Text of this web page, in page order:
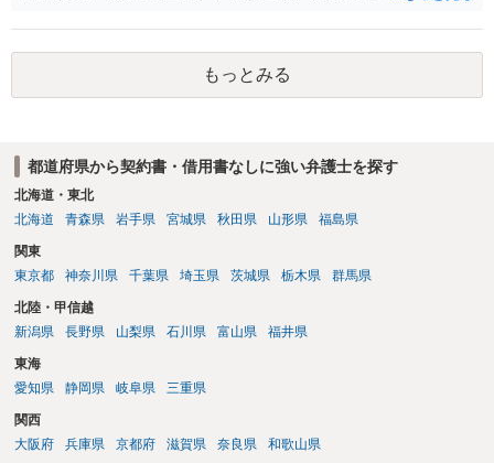
と、もし異議申立てがなされる可能性が高そうであれば時間の浪費
（通常訴訟へ移行する日数分空転する）になりますし、支払督促及び
その異議後の通常訴訟は相手方の住所地が管轄裁判所になるため（特
に相手方が遠方である場合は）対応が面倒な場合があるからです。相
ダメージが大きく」という理由では、慰謝料請求は通常は認められま
せん。
もっとみる
都道府県から契約書・借用書なしに強い弁護士を探す
北海道・東北
北海道
青森県 岩手県 宮城県 秋田県 山形県 福島県
関東
東京都
神奈川県 千葉県 埼玉県 茨城県 栃木県 群馬県
北陸・甲信越
新潟県
長野県 山梨県 石川県 富山県 福井県
東海
愛知県
静岡県 岐阜県 三重県
関西
大阪府
兵庫県 京都府 滋賀県 奈良県 和歌山県